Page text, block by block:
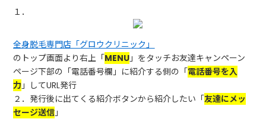
１．
全身脱毛専門店「グロウクリニック」
のトップ画面より右上「MENU 」をタッチお友達キャンペーン
ページ下部の「電話番号欄」に紹介する側の「電話番号を入
力 」してURL発行
２．発行後に出てくる紹介ボタンから紹介したい「友達にメッ
セージ送信 」